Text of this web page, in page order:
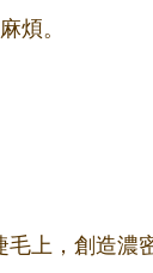
煩。
上，創造濃